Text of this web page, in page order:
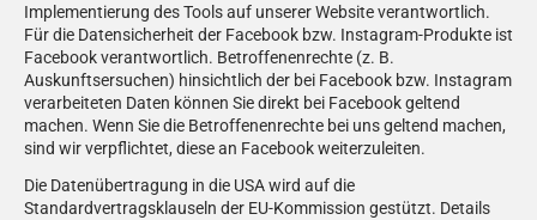
Implementierung des Tools auf unserer Website verantwortlich.
Für die Datensicherheit der Facebook bzw. Instagram-Produkte ist
Facebook verantwortlich. Betroffenenrechte (z. B.
Auskunftsersuchen) hinsichtlich der bei Facebook bzw. Instagram
verarbeiteten Daten können Sie direkt bei Facebook geltend
machen. Wenn Sie die Betroffenenrechte bei uns geltend machen,
sind wir verpflichtet, diese an Facebook weiterzuleiten.
Die Datenübertragung in die USA wird auf die
Standardvertragsklauseln der EU-Kommission gestützt. Details